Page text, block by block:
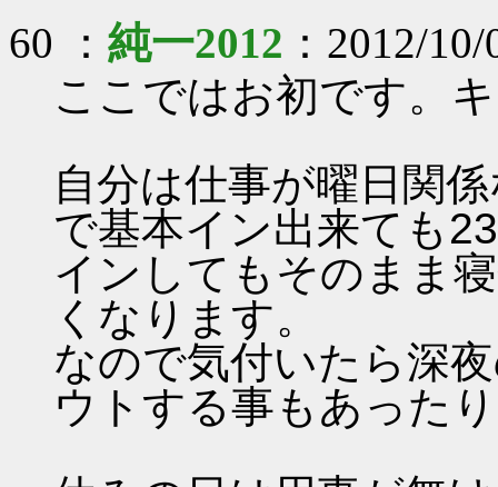
60 ： 純一2012 ：2012/
ここではお初です。
自分は仕事が曜日関
で基本イン出来ても
インしてもそのまま
くなります。
なので気付いたら深
ウトする事もあった